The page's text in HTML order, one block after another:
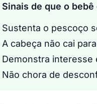
Sinais de que o
Sustenta o pescoço
A cabeça não cai
Demonstra interesse
Não chora de